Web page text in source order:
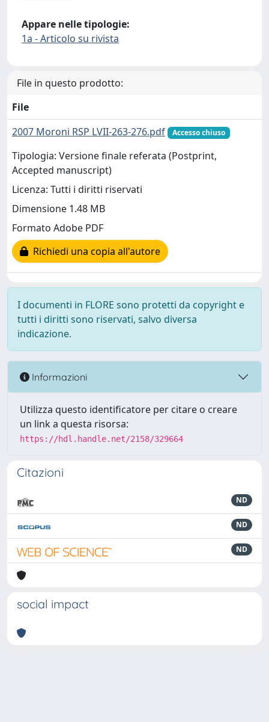
Appare nelle tipologie:
1a - Articolo su rivista
File in questo prodotto:
File
2007 Moroni RSP LVII-263-276.pdf
Accesso chiuso
Tipologia: Versione finale referata (Postprint,
Accepted manuscript)
Licenza: Tutti i diritti riservati
Dimensione 1.48 MB
Formato Adobe PDF
Richiedi una copia all'autore
I documenti in FLORE sono protetti da copyright e
tutti i diritti sono riservati, salvo diversa
indicazione.
Informazioni
Utilizza questo identificatore per citare o creare
un link a questa risorsa:
https://hdl.handle.net/2158/329664
Citazioni
ND
ND
ND
social impact